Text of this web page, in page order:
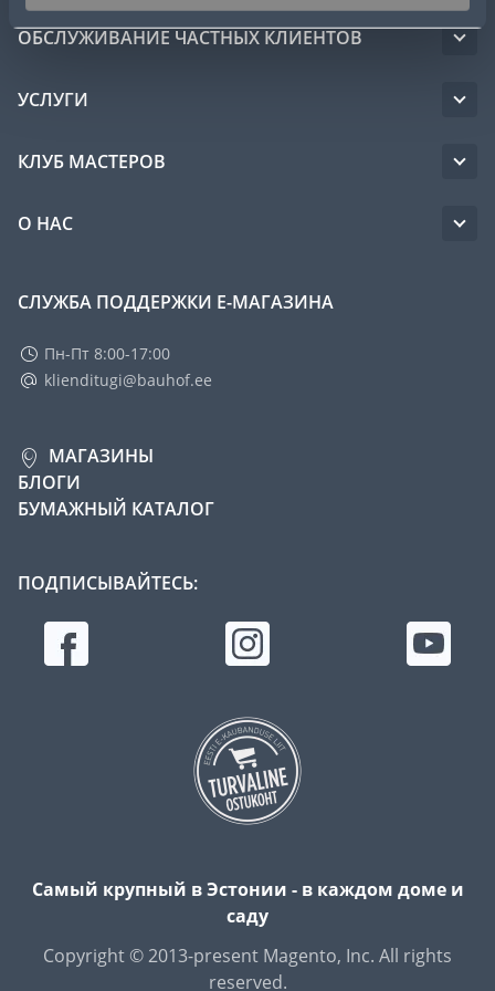
ОБСЛУЖИВАНИЕ ЧАСТНЫХ КЛИЕНТОВ
УСЛУГИ
КЛУБ МАСТЕРОВ
О НАС
СЛУЖБА ПОДДЕРЖКИ Е-МАГАЗИНА
Пн-Пт 8:00-17:00
klienditugi@bauhof.ee
МАГАЗИНЫ
БЛОГИ
БУМАЖНЫЙ КАТАЛОГ
ПОДПИСЫВАЙТЕСЬ:
Самый крупный в Эстонии - в каждом доме и
саду
Copyright © 2013-present Magento, Inc. All rights
reserved.